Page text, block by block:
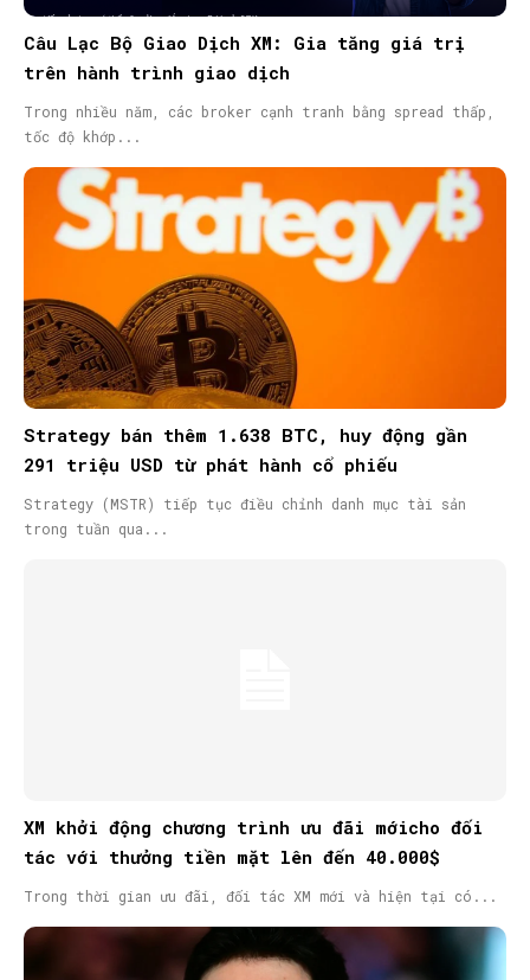
Câu Lạc Bộ Giao Dịch XM: Gia tăng giá trị
trên hành trình giao dịch
Trong nhiều năm, các broker cạnh tranh bằng spread thấp,
tốc độ khớp...
Strategy bán thêm 1.638 BTC, huy động gần
291 triệu USD từ phát hành cổ phiếu
Strategy (MSTR) tiếp tục điều chỉnh danh mục tài sản
trong tuần qua...
XM khởi động chương trình ưu đãi mớicho đối
tác với thưởng tiền mặt lên đến 40.000$
Trong thời gian ưu đãi, đối tác XM mới và hiện tại có...